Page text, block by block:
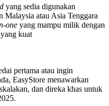
yang sedia digunakan
Malaysia atau Asia Tenggara
one yang mampu milik dengan
kuat
pertama atau ingin
EasyStore menawarkan
dan direka khas untuk